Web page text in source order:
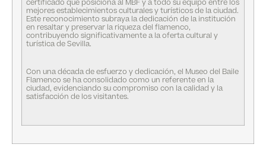
certificado que posiciona al MBF y a todo su equipo entre los
mejores establecimientos culturales y turísticos de la ciudad.
Este reconocimiento subraya la dedicación de la institución
en resaltar y preservar la riqueza del flamenco,
contribuyendo significativamente a la oferta cultural y
turística de Sevilla.
Con una década de esfuerzo y dedicación, el Museo del Baile
Flamenco se ha consolidado como un referente en la
ciudad, evidenciando su compromiso con la calidad y la
satisfacción de los visitantes.